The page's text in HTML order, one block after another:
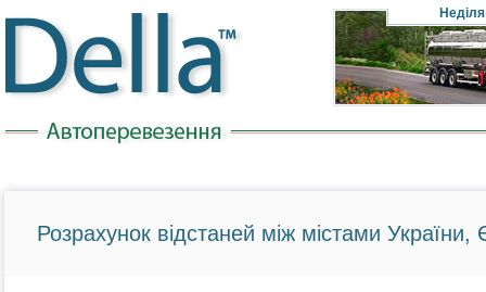
Неділя
Розрахунок відстаней між містами України,